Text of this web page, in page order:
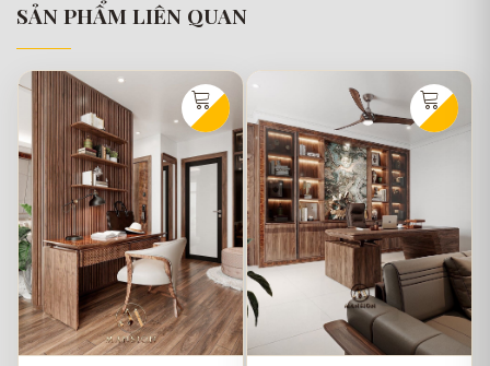
SẢN PHẨM LIÊN QUAN